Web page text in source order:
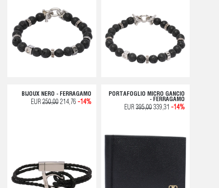
BIJOUX NERO - FERRAGAMO
EUR250,00214,76 -14%
PORTAFOGLIO MICRO GANCIO
- FERRAGAMO
EUR 395,00 339,31 -14%